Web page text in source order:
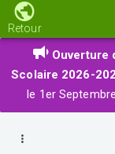
Retour
Ouverture
Scolaire 2026-
le 1er